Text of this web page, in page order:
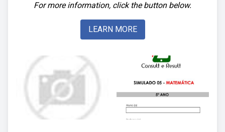
For more information, click the button below.
LEARN MORE